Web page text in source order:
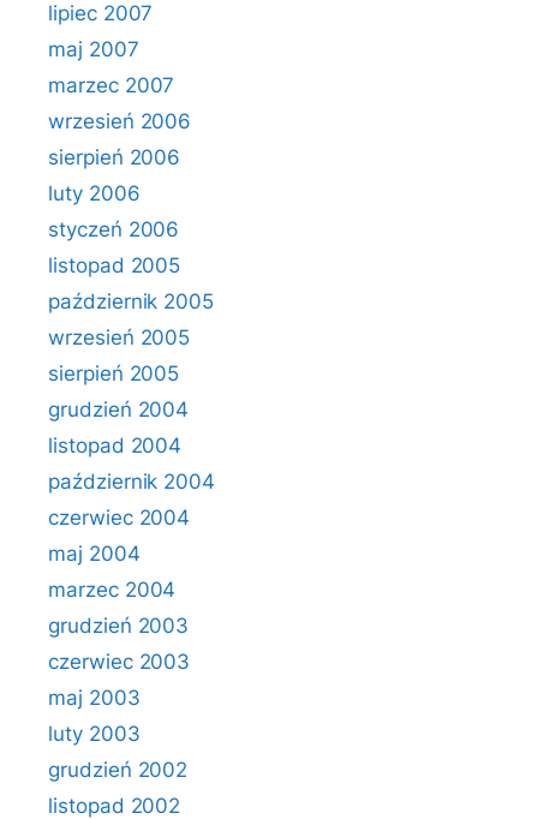
lipiec 2007
maj 2007
marzec 2007
wrzesień 2006
sierpień 2006
luty 2006
styczeń 2006
listopad 2005
październik 2005
wrzesień 2005
sierpień 2005
grudzień 2004
listopad 2004
październik 2004
czerwiec 2004
maj 2004
marzec 2004
grudzień 2003
czerwiec 2003
maj 2003
luty 2003
grudzień 2002
listopad 2002